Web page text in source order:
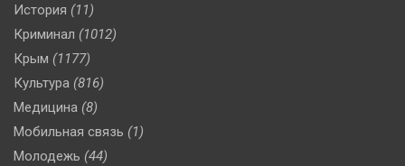
История (11)
Криминал (1012)
Крым (1177)
Культура (816)
Медицина (8)
Мобильная связь (1)
Молодежь (44)